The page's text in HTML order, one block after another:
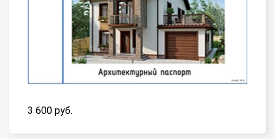
3 600 руб.